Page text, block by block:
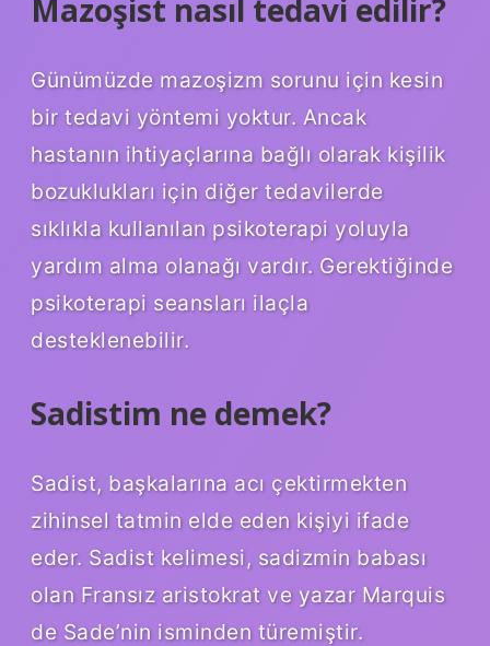
Mazoşist nasıl tedavi edilir?
Günümüzde mazoşizm sorunu için kesin
bir tedavi yöntemi yoktur. Ancak
hastanın ihtiyaçlarına bağlı olarak kişilik
bozuklukları için diğer tedavilerde
sıklıkla kullanılan psikoterapi yoluyla
yardım alma olanağı vardır. Gerektiğinde
psikoterapi seansları ilaçla
desteklenebilir.
Sadistim ne demek?
Sadist, başkalarına acı çektirmekten
zihinsel tatmin elde eden kişiyi ifade
eder. Sadist kelimesi, sadizmin babası
olan Fransız aristokrat ve yazar Marquis
de Sade’nin isminden türemiştir.